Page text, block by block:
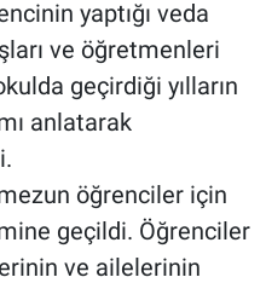
yaptığı veda
ve öğretmenleri
geçirdiği yılların
anlatarak
öğrenciler için
geçildi. Öğrenciler
ve ailelerinin